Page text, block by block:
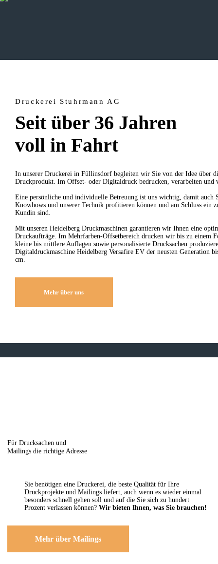
Druckerei Stuhrmann AG
Seit über 36 Jahren
voll in Fahrt
In unserer Druckerei in Füllinsdorf begleiten wir Sie von der Idee über
Druckprodukt. Im Offset- oder Digitaldruck bedrucken, verarbeiten und
Eine persönliche und individuelle Betreuung ist uns wichtig, damit auch
Knowhows und unserer Technik profitieren können und am Schluss ein
Kundin sind.
Mit unseren Heidelberg Druckmaschinen garantieren wir Ihnen eine
Druckaufträge. Im Mehrfarben-Offsetbereich drucken wir bis zu einem
kleine bis mittlere Auflagen sowie personalisierte Drucksachen
Digitaldruckmaschine Heidelberg Versafire EV der neusten Generation
cm.
Mehr über uns
Für Drucksachen und
Mailings die richtige Adresse
Sie benötigen eine Druckerei, die beste ­Qualität für Ihre
Druckprojekte und Mailings liefert, auch wenn es wieder einmal
besonders schnell gehen soll und auf die Sie sich zu hundert
Prozent verlassen können? Wir bieten Ihnen, was Sie brauchen!
Mehr über Mailings